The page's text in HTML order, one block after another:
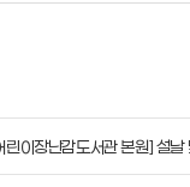
린이장난감도서관 본원] 설날